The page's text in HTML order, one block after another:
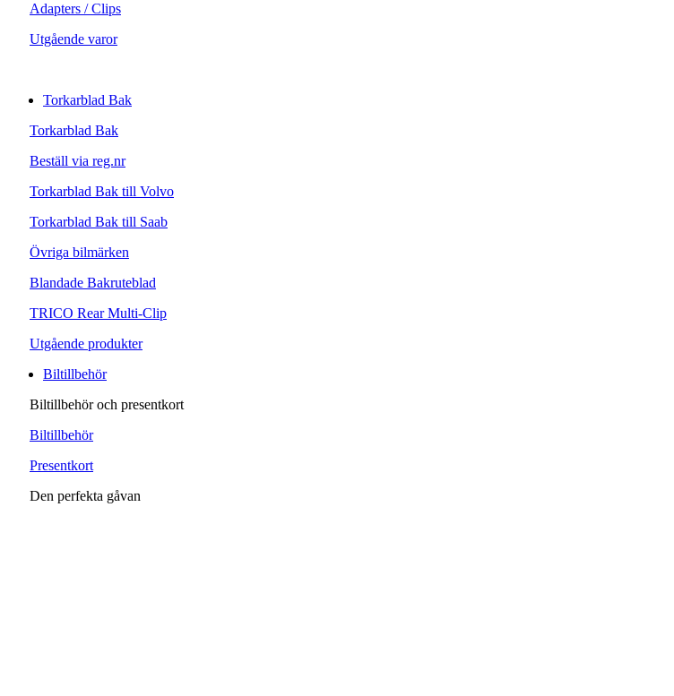
Adapters / Clips
Utgående varor
Torkarblad Bak
Torkarblad Bak
Beställ via reg.nr
Torkarblad Bak till Volvo
Torkarblad Bak till Saab
Övriga bilmärken
Blandade Bakruteblad
TRICO Rear Multi-Clip
Utgående produkter
Biltillbehör
Biltillbehör och presentkort
Biltillbehör
Presentkort
Den perfekta gåvan